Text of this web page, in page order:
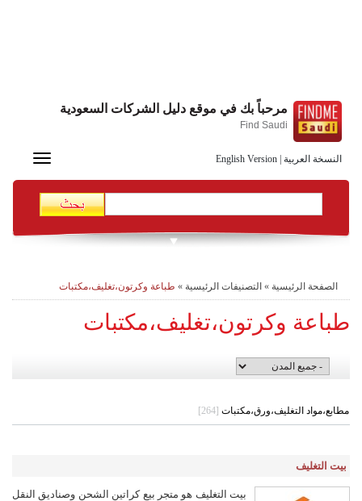
النسخة العربية English Version
مرحباً بك في موقع دليل الشركات السعودية
Find Saudi
Toggle
الصفحة الرئيسية » التصنيفات الرئيسية » طباعة وكرتون،تغليف،مكتبات
طباعة وكرتون،تغليف،مكتبات
مطابع،مواد التغليف،ورق،مكتبات [264]
بيت التغليف
بيت التغليف هو متجر بيع كراتين الشحن وصناديق النقل